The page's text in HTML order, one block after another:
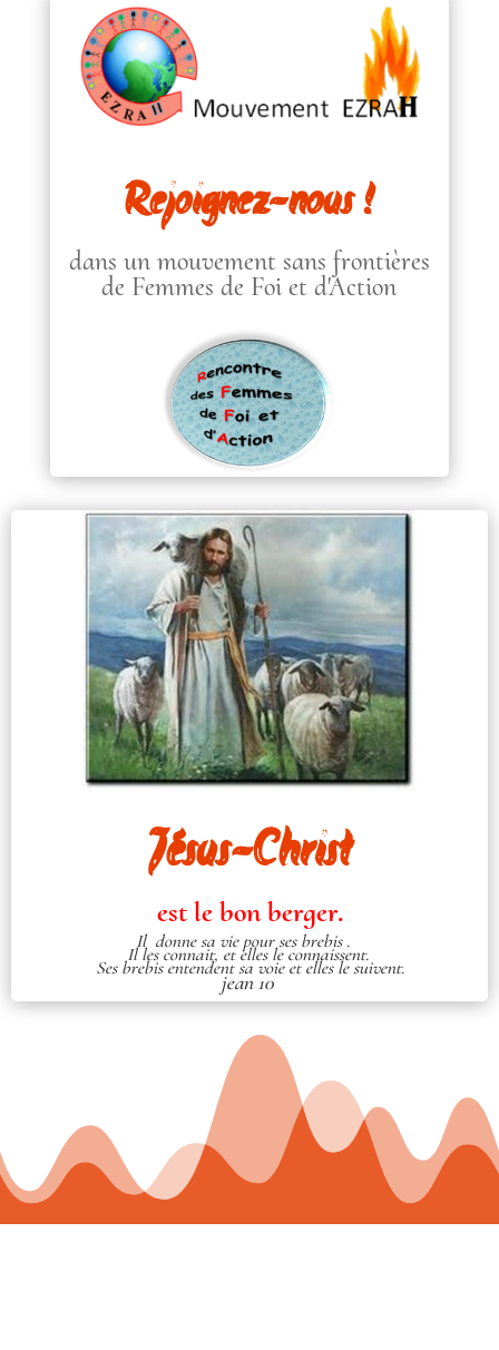
Rejoignez-nous !
dans un mouvement sans frontières
de Femmes de Foi et d'Action
Jésus-Christ
est le bon berger.
Il donne sa vie pour ses brebis .
Il les connait, et elles le connaissent.
Ses brebis entendent sa voie et elles le suivent.
jean 10